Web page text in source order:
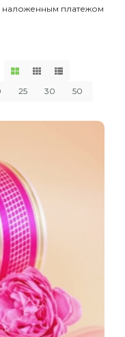
наложенным платежом
25 30 50